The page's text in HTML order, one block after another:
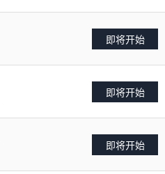
即将开始
即将开始
即将开始